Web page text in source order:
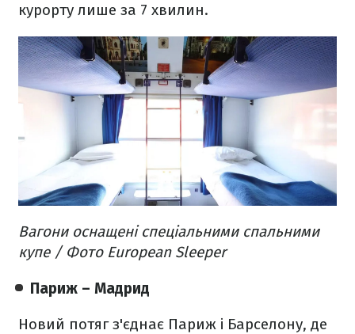
курорту лише за 7 хвилин.
Вагони оснащені спеціальними спальними
купе / Фото European Sleeper
Париж – Мадрид
Новий потяг з'єднає Париж і Барселону, де